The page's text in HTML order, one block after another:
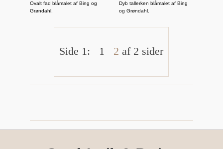
Ovalt fad blåmalet af Bing og
Grøndahl.
Dyb tallerken blåmalet af Bing
og Grøndahl.
Side 1: 1 2 af 2 sider